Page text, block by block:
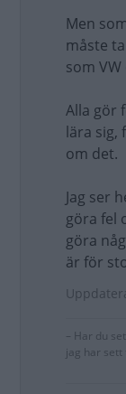
Men
måste
som
Alla gör
lära sig,
om det.
Jag ser
göra fel
göra
är för
– Har du
jag har sett